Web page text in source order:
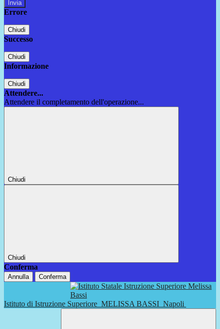
Errore
Chiudi
Successo
Chiudi
Informazione
Chiudi
Attendere...
Attendere il completamento dell'operazione...
Chiudi
Chiudi
Conferma
Annulla Conferma
Istituto di Istruzione Superiore MELISSA BASSI Napoli